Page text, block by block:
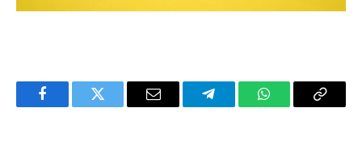
FacebookTwitter Email TelegramWhatsAppCopy